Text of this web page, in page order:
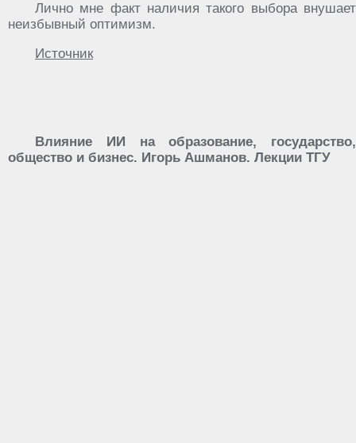
Лично мне факт наличия такого выбора внушает
неизбывный оптимизм.
Источник
Влияние ИИ на образование, государство,
общество и бизнес. Игорь Ашманов. Лекции ТГУ